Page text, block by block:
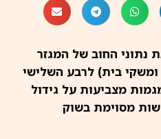
נתוני החוב של המגזר
בית) לרבע השלישי
כי המגמות מצביעות על גידול
מסוימת בשוק